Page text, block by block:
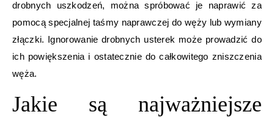
drobnych uszkodzeń, można spróbować je naprawić za
pomocą specjalnej taśmy naprawczej do węży lub wymiany
złączki. Ignorowanie drobnych usterek może prowadzić do
ich powiększenia i ostatecznie do całkowitego zniszczenia
węża.
Jakie są najważniejsze